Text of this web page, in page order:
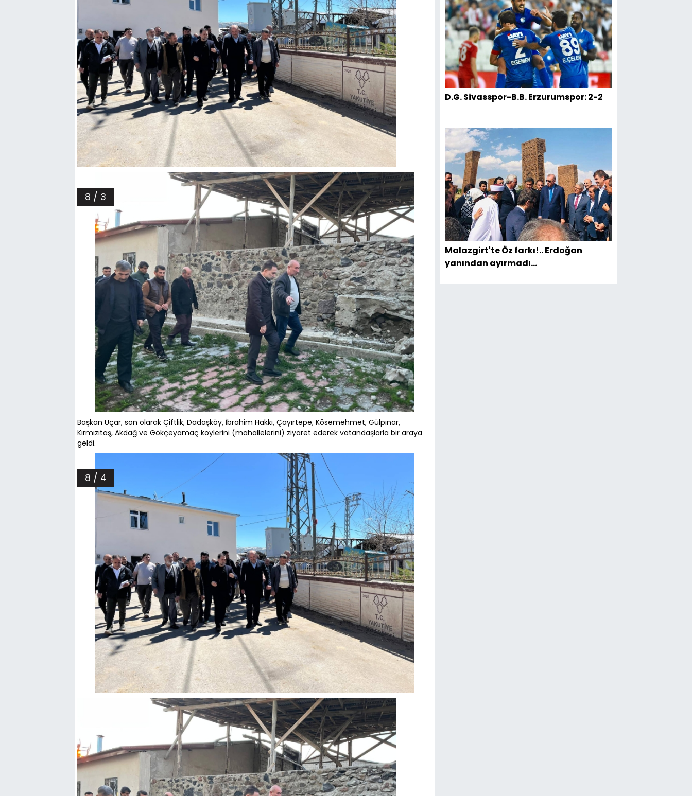
8 / 3
Başkan Uçar, son olarak Çiftlik, Dadaşköy, İbrahim Hakkı, Çayırtepe, Kösemehmet, Gülpınar,
Kırmızıtaş, Akdağ ve Gökçeyamaç köylerini (mahallelerini) ziyaret ederek vatandaşlarla bir araya
geldi.
8 / 4
D.G. Sivasspor-B.B. Erzurumspor: 2-2
Malazgirt'te Öz farkı!.. Erdoğan
yanından ayırmadı...